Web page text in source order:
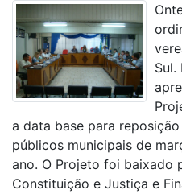
a data base para
públicos municipais de
ano. O Projeto foi baixado
Constituição e Justiça e